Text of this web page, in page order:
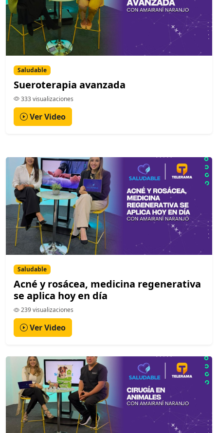
Saludable
Sueroterapia avanzada
333 visualizaciones
Ver Video
Saludable
Acné y rosácea, medicina regenerativa
se aplica hoy en día
239 visualizaciones
Ver Video